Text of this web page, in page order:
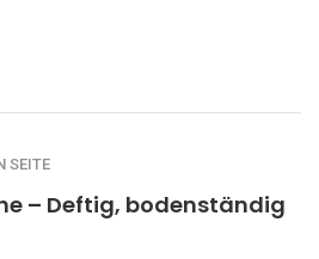
SEITE
– Deftig, bodenständig